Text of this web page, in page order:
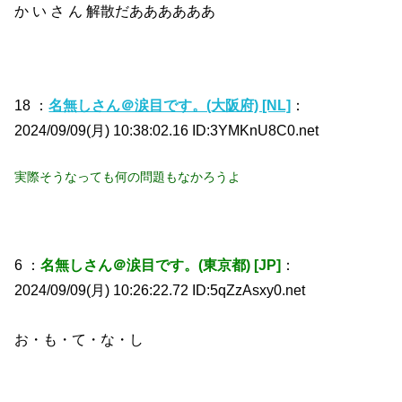
か い さ ん 解散だああああああ
18 ：名無しさん＠涙目です。(大阪府) [NL] ：
2024/09/09(月) 10:38:02.16 ID:3YMKnU8C0.net
実際そうなっても何の問題もなかろうよ
6 ：名無しさん＠涙目です。(東京都) [JP] ：
2024/09/09(月) 10:26:22.72 ID:5qZzAsxy0.net
お・も・て・な・し